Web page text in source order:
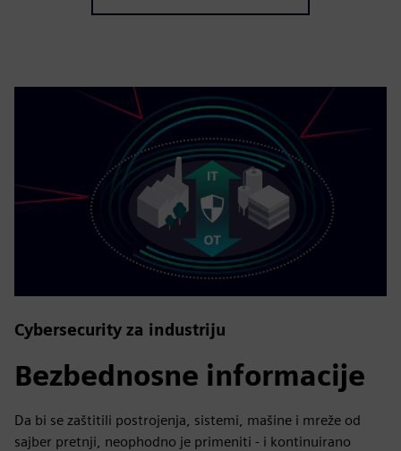
Cybersecurity za industriju
Bezbednosne informacije
Da bi se zaštitili postrojenja, sistemi, mašine i mreže od
sajber pretnji, neophodno je primeniti - i kontinuirano